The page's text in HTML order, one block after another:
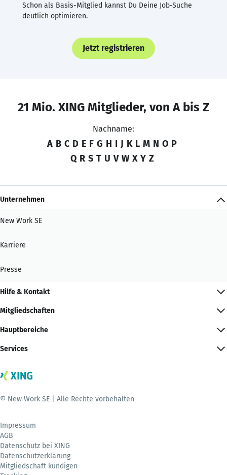
Schon als Basis-Mitglied kannst Du Deine Job-Suche
deutlich optimieren.
Jetzt registrieren
21 Mio. XING Mitglieder, von A bis Z
Nachname:
A B C D E F G H I J K L M N O P
Q R S T U V W X Y Z
Unternehmen
New Work SE
Karriere
Presse
Hilfe & Kontakt
Mitgliedschaften
Hauptbereiche
Services
© New Work SE | Alle Rechte vorbehalten
Impressum
AGB
Datenschutz bei XING
Datenschutzerklärung
Mitgliedschaft kündigen